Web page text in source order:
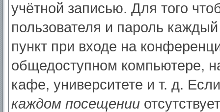
учётной записью. Для того
пользователя и пароль
пункт при входе на
общедоступном компьютере,
кафе, университете и т. д.
каждом посещении